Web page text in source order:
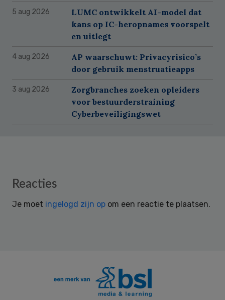
5 aug 2026
LUMC ontwikkelt AI-model dat
kans op IC-heropnames voorspelt
en uitlegt
4 aug 2026
AP waarschuwt: Privacyrisico’s
door gebruik menstruatieapps
3 aug 2026
Zorgbranches zoeken opleiders
voor bestuurderstraining
Cyberbeveiligingswet
Reader
Reacties
Je moet ingelogd zijn op om een reactie te plaatsen.